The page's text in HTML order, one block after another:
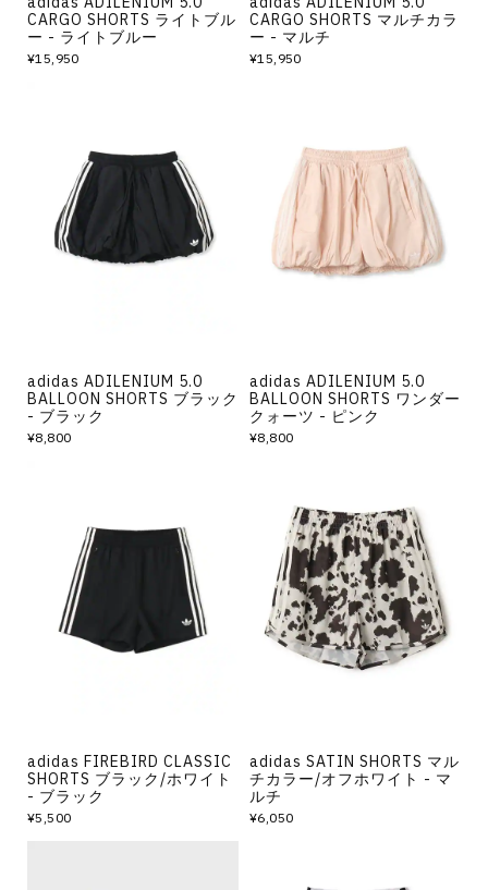
CARGO SHORTS ライトブル
ー - ライトブルー
¥15,950
CARGO SHORTS マルチカラ
ー - マルチ
¥15,950
adidas ADILENIUM 5.0
BALLOON SHORTS ブラック
- ブラック
¥8,800
adidas ADILENIUM 5.0
BALLOON SHORTS ワンダー
クォーツ - ピンク
¥8,800
adidas FIREBIRD CLASSIC
SHORTS ブラック/ホワイト
- ブラック
¥5,500
adidas SATIN SHORTS マル
チカラー/オフホワイト - マ
ルチ
¥6,050